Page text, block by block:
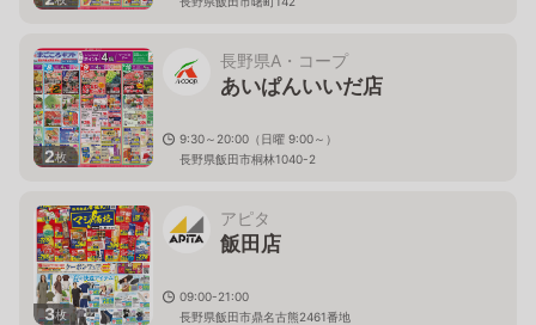
2枚
長野県A・コープ
あいぱんいいだ店
9:30～20:00（日曜 9:00～）
長野県飯田市桐林1040-2
3枚
アピタ
飯田店
09:00-21:00
長野県飯田市鼎名古熊2461番地